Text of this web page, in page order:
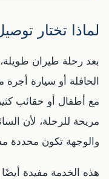
لماذا تختار
بعد رحلة طيران
الحافلة أو سيارة
مع أطفال أو حقائب
مريحة للرحلة، لأن
والوجهة تكون محددة
هذه الخدمة مفيدة